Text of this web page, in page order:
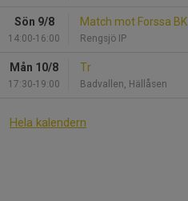
Sön 9/8
14:00-16:00
Match mot Forssa BK
Rengsjö IP
Mån 10/8
17:30-19:00
Tr
Badvallen, Hällåsen
Hela kalendern